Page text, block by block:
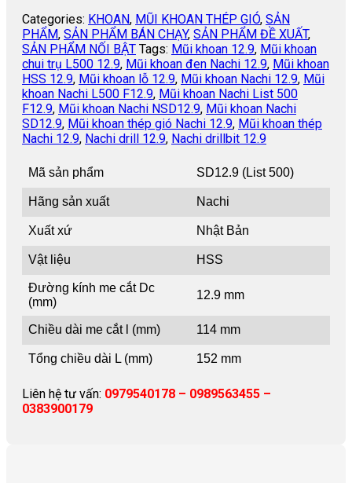
Categories: KHOAN, MŨI KHOAN THÉP GIÓ, SẢN
PHẨM, SẢN PHẨM BÁN CHẠY, SẢN PHẨM ĐỀ XUẤT,
SẢN PHẨM NỐI BẬT Tags: Mũi khoan 12.9, Mũi khoan
chui trụ L500 12.9, Mũi khoan đen Nachi 12.9, Mũi khoan
HSS 12.9, Mũi khoan lỗ 12.9, Mũi khoan Nachi 12.9, Mũi
khoan Nachi L500 F12.9, Mũi khoan Nachi List 500
F12.9, Mũi khoan Nachi NSD12.9, Mũi khoan Nachi
SD12.9, Mũi khoan thép gió Nachi 12.9, Mũi khoan thép
Nachi 12.9, Nachi drill 12.9, Nachi drillbit 12.9
Mã sản phẩm SD12.9 (List 500)
Hãng sản xuất Nachi
Xuất xứ Nhật Bản
Vật liệu HSS
Đường kính me cắt Dc
(mm)
12.9 mm
Chiều dài me cắt l (mm) 114 mm
Tổng chiều dài L (mm) 152 mm
Liên hệ tư vấn: 0979540178 – 0989563455 –
0383900179